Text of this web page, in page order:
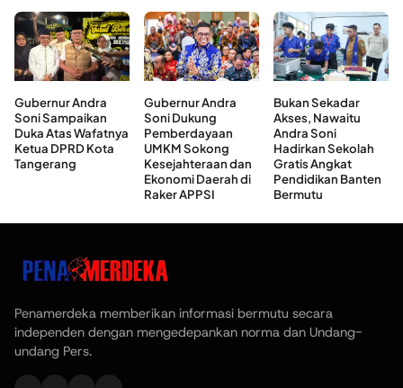
Gubernur Andra
Soni Sampaikan
Duka Atas Wafatnya
Ketua DPRD Kota
Tangerang
Gubernur Andra
Soni Dukung
Pemberdayaan
UMKM Sokong
Kesejahteraan dan
Ekonomi Daerah di
Raker APPSI
Bukan Sekadar
Akses, Nawaitu
Andra Soni
Hadirkan Sekolah
Gratis Angkat
Pendidikan Banten
Bermutu
Penamerdeka memberikan informasi bermutu secara
independen dengan mengedepankan norma dan Undang-
undang Pers.